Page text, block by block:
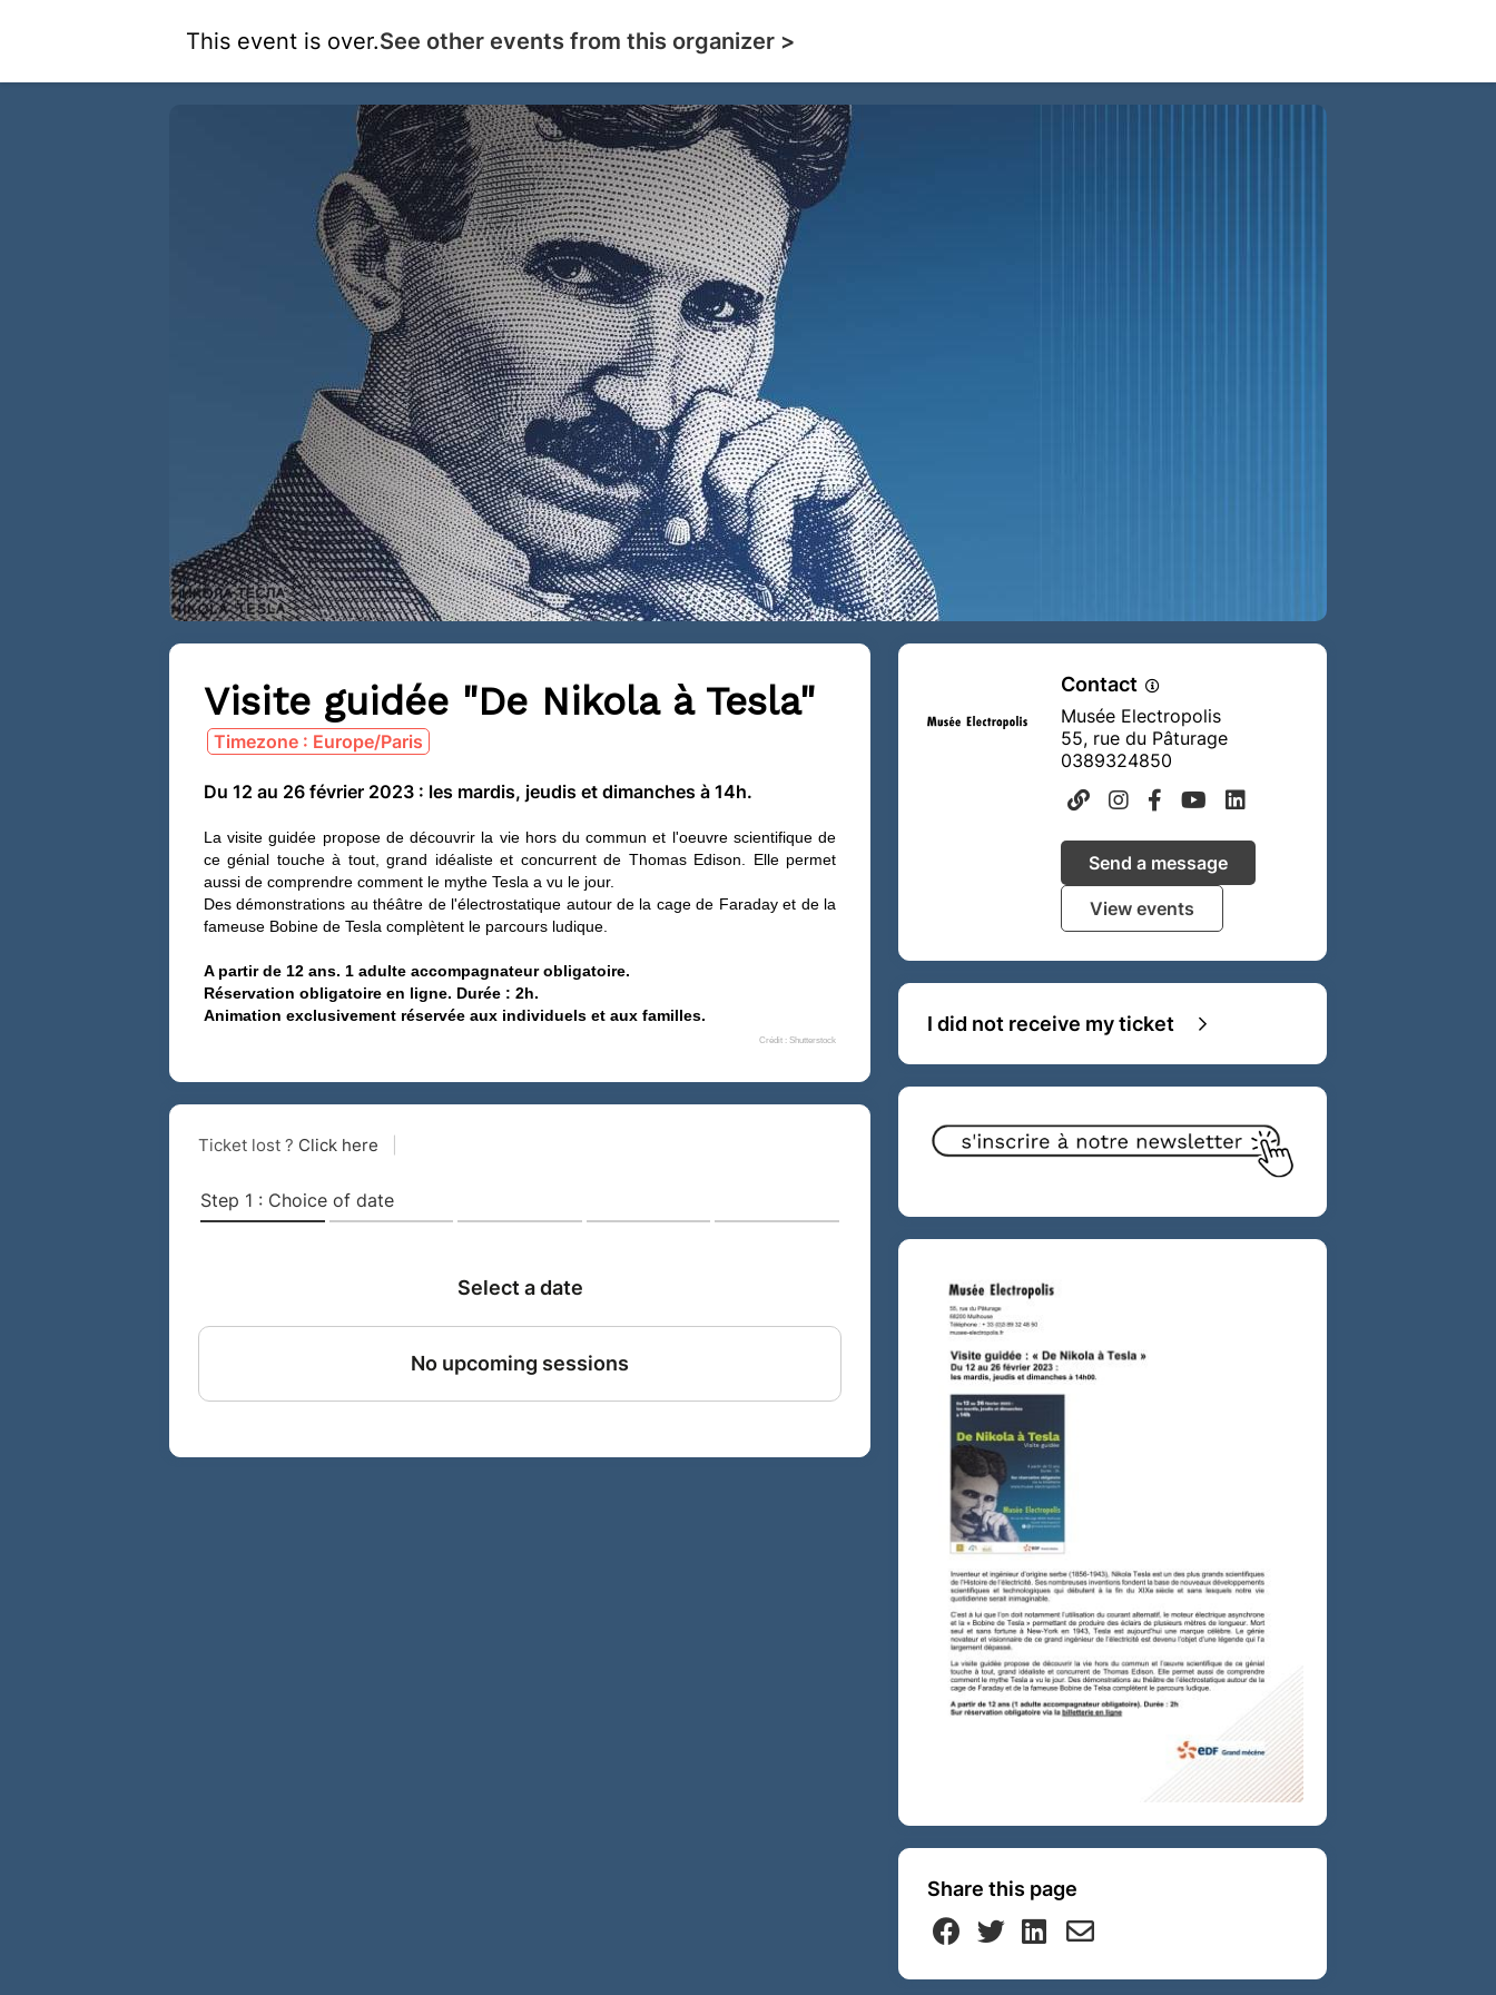
This event is over.See other events from this organizer >
Visite guidée "De Nikola à Tesla"
Timezone : Europe/Paris
Du 12 au 26 février 2023 : les mardis, jeudis et dimanches à 14h.
La visite guidée propose de découvrir la vie hors du commun et l'oeuvre scientifique de
ce génial touche à tout, grand idéaliste et concurrent de Thomas Edison. Elle permet
aussi de comprendre comment le mythe Tesla a vu le jour.
Des démonstrations au théâtre de l'électrostatique autour de la cage de Faraday et de la
fameuse Bobine de Tesla complètent le parcours ludique.
A partir de 12 ans. 1 adulte accompagnateur obligatoire.
Réservation obligatoire en ligne. Durée : 2h.
Animation exclusivement réservée aux individuels et aux familles.
Crédit : Shutterstock
Contact
Musée Electropolis
55, rue du Pâturage
0389324850
Send a message
View events
I did not receive my ticket
Share this page